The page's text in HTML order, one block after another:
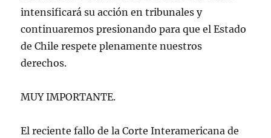
intensificará su acción en tribunales y
continuaremos presionando para que el Estado
de Chile respete plenamente nuestros
derechos.
MUY IMPORTANTE.
El reciente fallo de la Corte Interamericana de